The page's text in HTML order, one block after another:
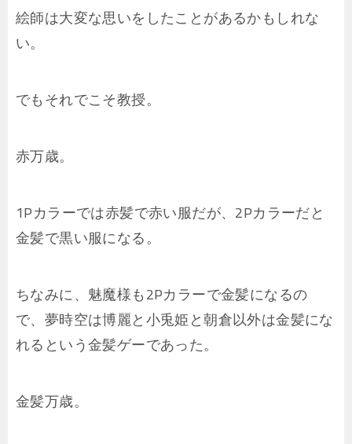
絵師は大変な思いをしたことがあるかもしれな
い。
でもそれでこそ教授。
赤万歳。
1Pカラーでは赤髪で赤い服だが、2Pカラーだと
金髪で黒い服になる。
ちなみに、魅魔様も2Pカラーで金髪になるの
で、夢時空は博麗と小兎姫と朝倉以外は金髪にな
れるという金髪ゲーであった。
金髪万歳。